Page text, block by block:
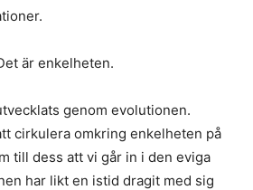
är enkelheten.
genom evolutionen.
cirkulera omkring enkelheten på
till dess att vi går in i den eviga
har likt en istid dragit med sig